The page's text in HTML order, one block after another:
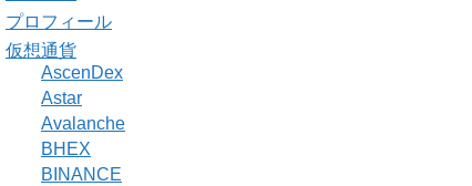
プロフィール
仮想通貨
AscenDex
Astar
Avalanche
BHEX
BINANCE